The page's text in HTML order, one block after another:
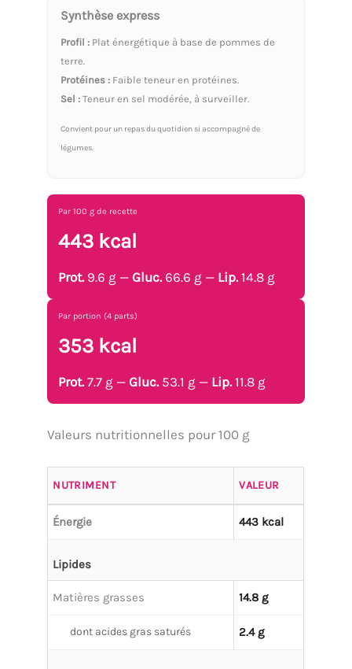
Synthèse express
Profil : Plat énergétique à base de pommes de
terre.
Protéines : Faible teneur en protéines.
Sel : Teneur en sel modérée, à surveiller.
Convient pour un repas du quotidien si accompagné de
légumes.
Par 100 g de recette
443 kcal
Prot.9.6 g —Gluc.66.6 g — Lip.14.8 g
Par portion (4 parts)
353 kcal
Prot.7.7 g —Gluc.53.1 g — Lip.11.8 g
Valeurs nutritionnelles pour 100 g
NUTRIMENT VALEUR
Énergie 443 kcal
Lipides
Matières grasses 14.8 g
dont acides gras saturés 2.4 g